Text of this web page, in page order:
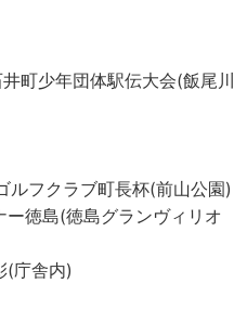
少年団体駅伝大会(飯尾川
フクラブ町長杯(前山公園)
徳島(徳島グランヴィリオ
庁舎内)